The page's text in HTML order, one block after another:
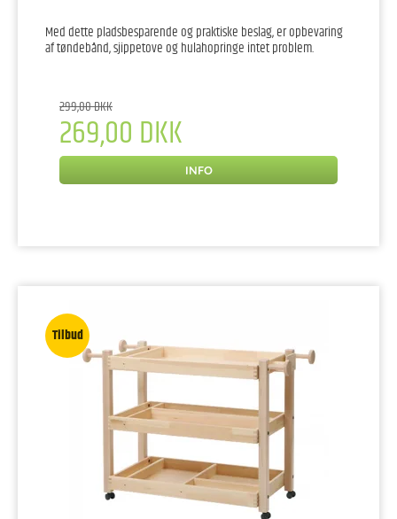
Med dette pladsbesparende og praktiske beslag, er opbevaring
af tøndebånd, sjippetove og hulahopringe intet problem.
299,00 DKK
269,00 DKK
INFO
Tilbud